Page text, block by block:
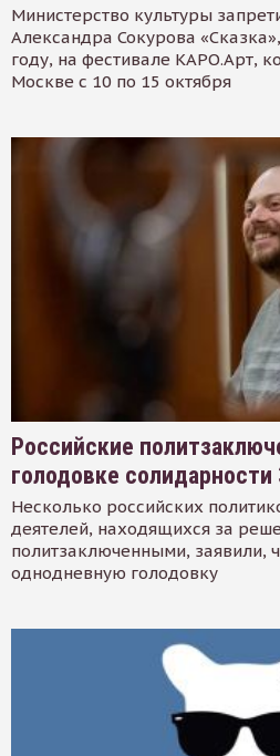
Министерство культуры
Александра Сокурова
году, на фестивале КАРО.Арт,
Москве с 10 по 15 октября
Российские
голодовке солидарности
Несколько российских
деятелей, находящихся за
политзаключенными, заявили,
однодневную голодовку